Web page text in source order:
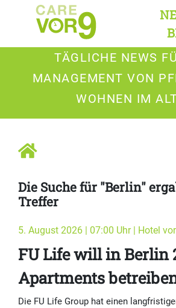
TÄGLICHE NEWS
MANAGEMENT VON
WOHNEN IM
Die Suche für "Berlin"
Treffer
5. August 2026 | 07:00 Uhr | Hotel
FU Life will in Berlin
Apartments
Die FU Life Group hat einen